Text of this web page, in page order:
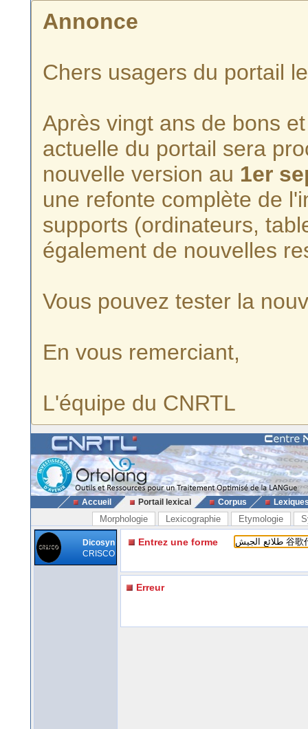
Annonce
Chers usagers du portail
Après vingt ans de bons
actuelle du portail sera
nouvelle version au 1er
une refonte complète de
supports (ordinateurs,
également de nouvelles
Vous pouvez tester la
En vous remerciant,
L'équipe du CNRTL
Accueil Portail lexical Corpus
Morphologie Lexicographie Etymologie
Dicosyn
CRISCO
Entrez une forme
Erreur